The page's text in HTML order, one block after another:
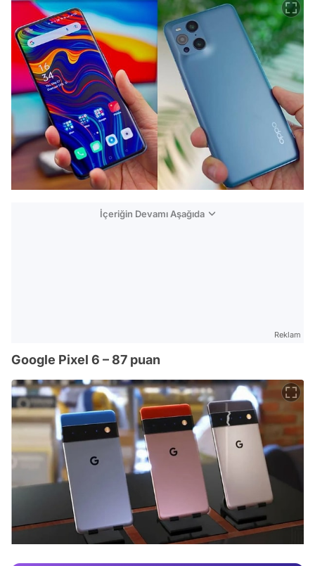
İçeriğin Devamı Aşağıda
Reklam
Google Pixel 6 – 87 puan
Gündem